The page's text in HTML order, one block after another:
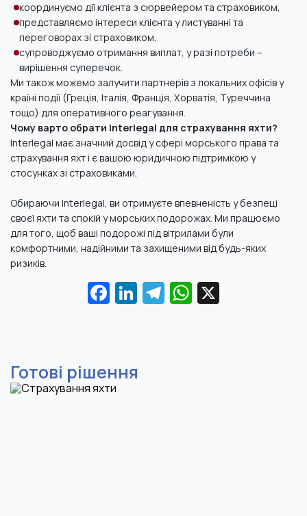
координуємо дії клієнта з сюрвейером та страховиком,
представляємо інтереси клієнта у листуванні та
переговорах зі страховиком,
супроводжуємо отримання виплат, у разі потреби –
вирішення суперечок.
Ми також можемо залучити партнерів з локальних офісів у
країні події (Греція, Італія, Франція, Хорватія, Туреччина
тощо) для оперативного реагування.
Чому варто обрати Interlegal для страхування яхти?
Interlegal має значний досвід у сфері морського права та
страхування яхті євашою юридичною підтримкою у
стосунках зі страховиками.
Обираючи Interlegal, ви отримуєте впевненість у безпеці
своєї яхти та спокій у морських подорожах. Ми працюємо
для того, щоб ваші подорожі під вітрилами були
комфортними, надійними та захищеними від будь-яких
ризиків.
Facebook
LinkedIn
Telegram
WhatsApp
Готові рішення